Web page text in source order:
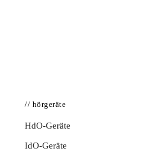
// hörgeräte
HdO-Geräte
IdO-Geräte